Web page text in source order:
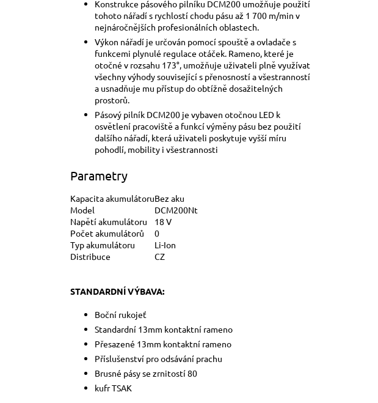
Konstrukce pásového pilníku DCM200 umožňuje použití
tohoto nářadí s rychlostí chodu pásu až 1 700 m/min v
nejnáročnějších profesionálních oblastech.
Výkon nářadí je určován pomocí spouště a ovladače s
funkcemi plynulé regulace otáček. Rameno, které je
otočné v rozsahu 173°, umožňuje uživateli plně využívat
všechny výhody související s přenosností a všestranností
a usnadňuje mu přístup do obtížně dosažitelných
prostorů.
Pásový pilník DCM200 je vybaven otočnou LED k
osvětlení pracoviště a funkcí výměny pásu bez použití
dalšího nářadí, která uživateli poskytuje vyšší míru
pohodlí, mobility i všestrannosti
Parametry
Kapacita akumulátoruBez aku
Model
DCM200Nt
Napětí akumulátoru
18 V
Počet akumulátorů
0
Typ akumulátoru
Li-Ion
Distribuce
CZ
STANDARDNÍ VÝBAVA:
Boční rukojeť
Standardní 13mm kontaktní rameno
Přesazené 13mm kontaktní rameno
Příslušenství pro odsávání prachu
Brusné pásy se zrnitostí 80
kufr TSAK